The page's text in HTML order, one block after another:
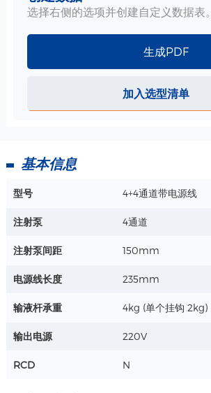
材质 : 钢板、ABS/PC
详情+
选择右侧的选项并创建自定义数据表。
生成PDF
加入选型清单
基本信息
型号 4+4通道带电源线
注射泵 4通道
注射泵间距 150mm
电源线长度 235mm
输液杆承重 4kg (单个挂钩 2kg)
输出电源 220V
RCD N